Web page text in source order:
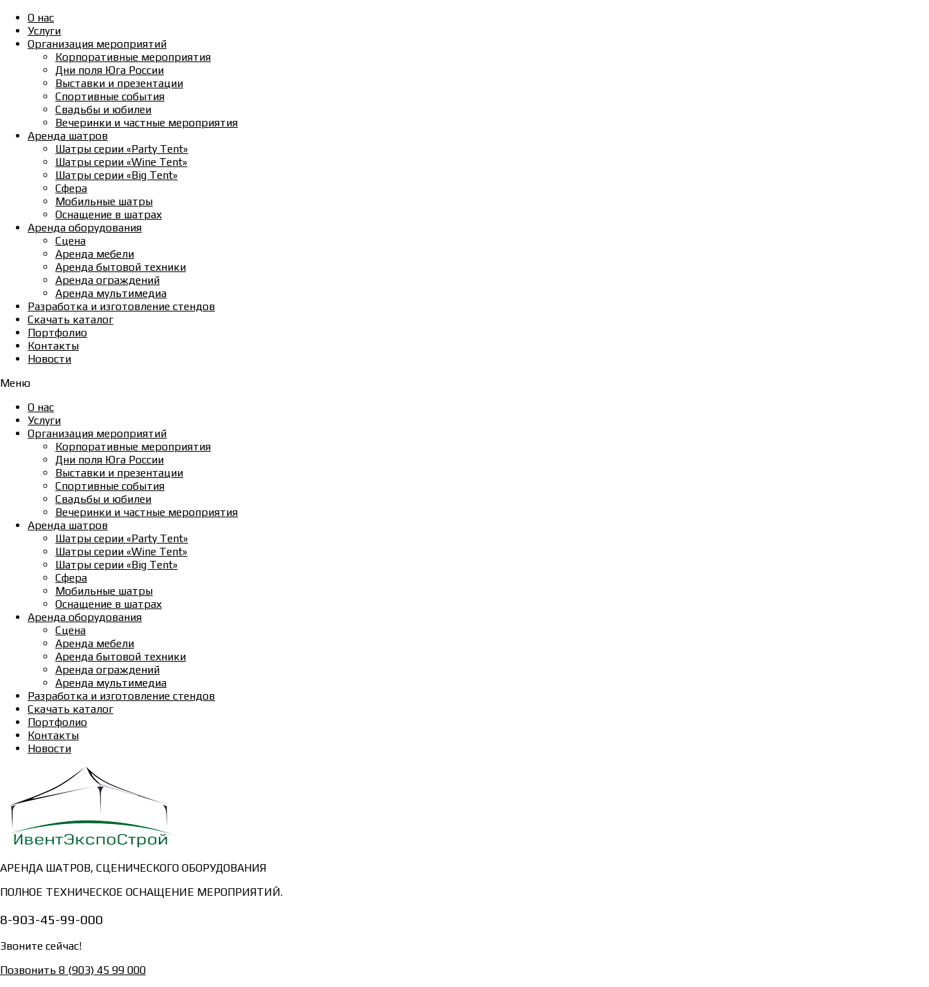
О нас
Услуги
Организация мероприятий
Корпоративные мероприятия
Дни поля Юга России
Выставки и презентации
Спортивные события
Свадьбы и юбилеи
Вечеринки и частные мероприятия
Аренда шатров
Шатры серии «Party Tent»
Шатры серии «Wine Tent»
Шатры серии «Big Tent»
Сфера
Мобильные шатры
Оснащение в шатрах
Аренда оборудования
Сцена
Аренда мебели
Аренда бытовой техники
Аренда ограждений
Аренда мультимедиа
Разработка и изготовление стендов
Скачать каталог
Портфолио
Контакты
Новости
Меню
О нас
Услуги
Организация мероприятий
Корпоративные мероприятия
Дни поля Юга России
Выставки и презентации
Спортивные события
Свадьбы и юбилеи
Вечеринки и частные мероприятия
Аренда шатров
Шатры серии «Party Tent»
Шатры серии «Wine Tent»
Шатры серии «Big Tent»
Сфера
Мобильные шатры
Оснащение в шатрах
Аренда оборудования
Сцена
Аренда мебели
Аренда бытовой техники
Аренда ограждений
Аренда мультимедиа
Разработка и изготовление стендов
Скачать каталог
Портфолио
Контакты
Новости
АРЕНДА ШАТРОВ, СЦЕНИЧЕСКОГО ОБОРУДОВАНИЯ
ПОЛНОЕ ТЕХНИЧЕСКОЕ ОСНАЩЕНИЕ МЕРОПРИЯТИЙ.
8-903-45-99-000
Звоните сейчас!
Позвонить 8 (903) 45 99 000